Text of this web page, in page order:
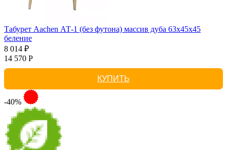
Табурет Aachen АТ-1 (без футона) массив дуба 63х45х45
беление
8 014 ₽
14 570 Р
КУПИТЬ
-40%